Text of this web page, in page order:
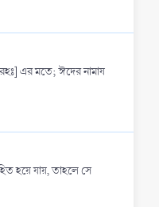
এর মতে; ঈদের নামায
হয়ে যায়, তাহলে সে